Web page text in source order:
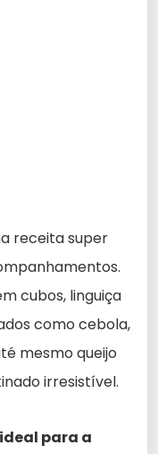
receita super
cubos, linguiça
como cebola,
mesmo queijo
irresistível.
para a